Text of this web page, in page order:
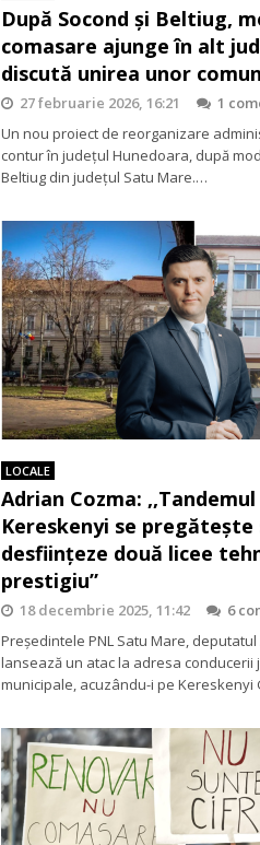
După Socond și Beltiug,
comasare ajunge în alt
discută unirea unor
27 februarie 2026, 16:21
1
Un nou proiect de reorganizare
contur în județul Hunedoara, după
Beltiug din județul Satu Mare.…
LOCALE
Adrian Cozma:
Kereskenyi se pregătește
desființeze două licee
prestigiu”
18 decembrie 2025, 11:42
6
Președintele PNL Satu Mare, deputatul
lansează un atac la adresa conducerii
municipale, acuzându-i pe Kereskenyi